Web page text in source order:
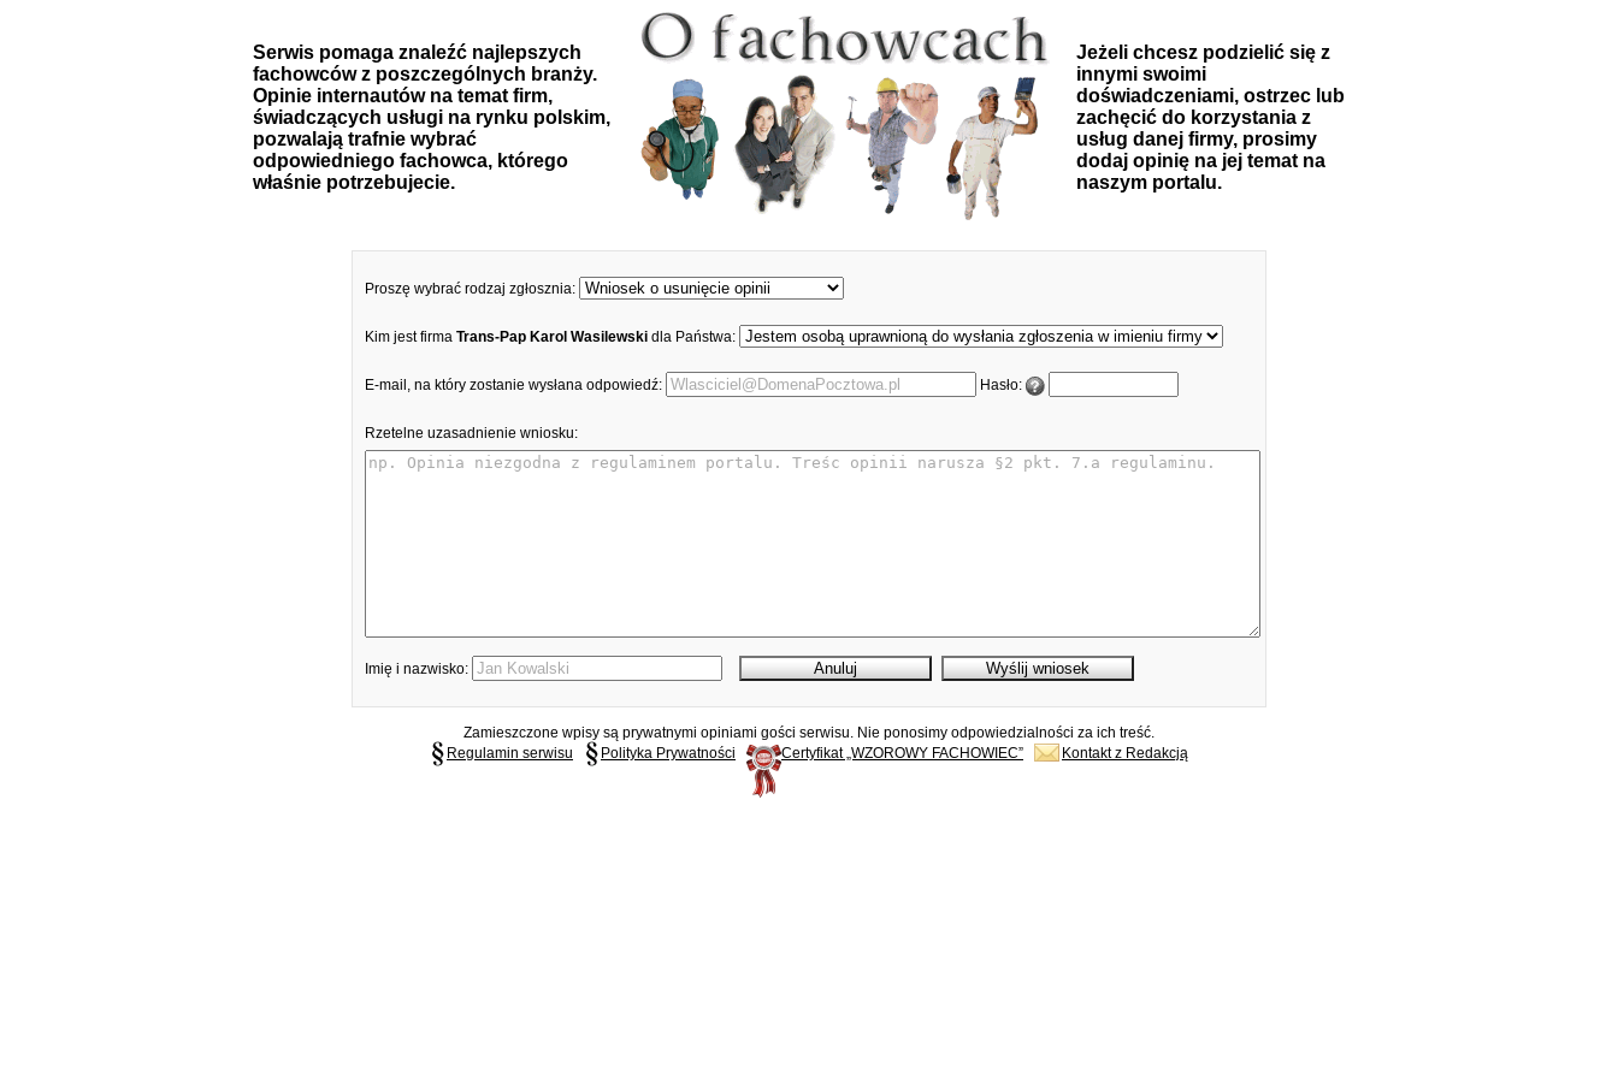
Serwis pomaga znaleźć najlepszych
fachowców z poszczególnych branży.
Opinie internautów na temat firm,
świadczących usługi na rynku polskim,
pozwalają trafnie wybrać
odpowiedniego fachowca, którego
właśnie potrzebujecie.
Jeżeli chcesz podzielić się z
innymi swoimi
doświadczeniami, ostrzec lub
zachęcić do korzystania z
usług danej firmy, prosimy
dodaj opinię na jej temat na
naszym portalu.
Proszę wybrać rodzaj zgłosznia:
Kim jest firma Trans-Pap Karol Wasilewski dla Państwa:
E-mail, na który zostanie wysłana odpowiedź: Hasło:
Rzetelne uzasadnienie wniosku:
Imię i nazwisko:
Zamieszczone wpisy są prywatnymi opiniami gości serwisu. Nie ponosimy odpowiedzialności za ich treść.
Regulamin serwisu
Polityka Prywatności Certyfikat „WZOROWY FACHOWIEC” Kontakt z Redakcją